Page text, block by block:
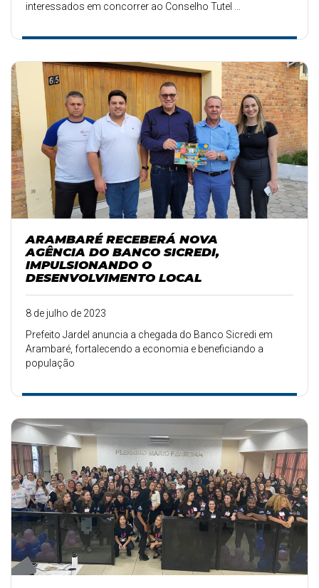
interessados em concorrer ao Conselho Tutel ...
ARAMBARÉ RECEBERÁ NOVA
AGÊNCIA DO BANCO SICREDI,
IMPULSIONANDO O
DESENVOLVIMENTO LOCAL
8 de julho de 2023
Prefeito Jardel anuncia a chegada do Banco Sicredi em
Arambaré, fortalecendo a economia e beneficiando a
população